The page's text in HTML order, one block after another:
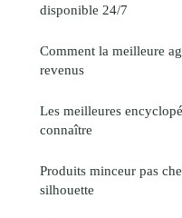
disponible 24/7
Comment la meilleure
revenus
Les meilleures
connaître
Produits minceur pas
silhouette